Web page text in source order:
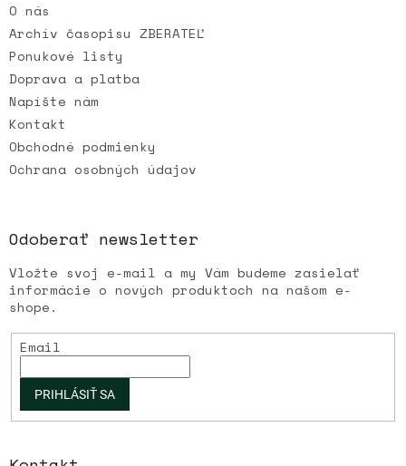
i
e
O nás
Archív časopisu ZBERATEĽ
Ponukové listy
Doprava a platba
Napíšte nám
Kontakt
Obchodné podmienky
Ochrana osobných údajov
Odoberať newsletter
Vložte svoj e-mail a my Vám budeme zasielať
informácie o nových produktoch na našom e-
shope.
Email
PRIHLÁSIŤ SA